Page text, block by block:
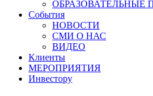
ОБРАЗОВАТЕЛЬНЫЕ
События
НОВОСТИ
СМИ О НАС
ВИДЕО
Клиенты
МЕРОПРИЯТИЯ
Инвестору